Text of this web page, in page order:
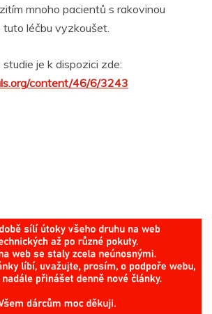
mnoho pacientů s rakovinou
léčbu vyzkoušet.
je k dispozici zde:
content/46/6/3243